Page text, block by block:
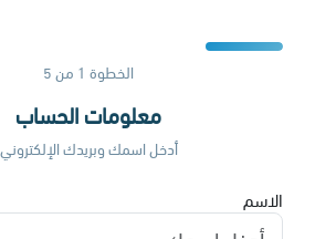
الخطوة 1 من 5
معلومات الحساب
أدخل اسمك وبريدك الإلكتروني
الاسم